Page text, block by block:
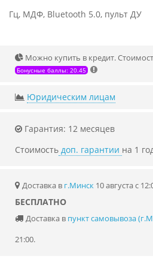
Гц, МДФ, Bluetooth 5.0, пульт ДУ
Можно купить в кредит.
Бонусные баллы: 20.45
Юридическим лицам
Гарантия: 12 месяцев
Стоимость доп. гарантии на 1
Доставка в г.Минск 10 августа с
БЕСПЛАТНО
Доставка в пункт самовывоза
21:00.